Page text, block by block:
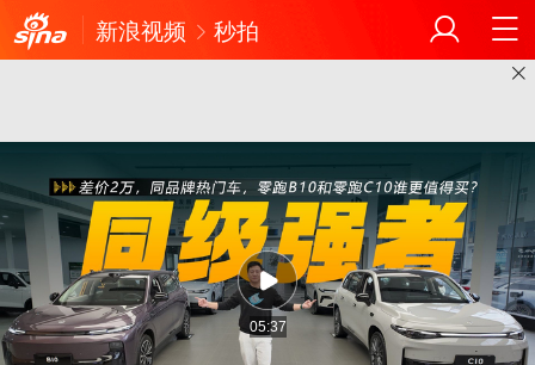
新浪视频 秒拍
05:37